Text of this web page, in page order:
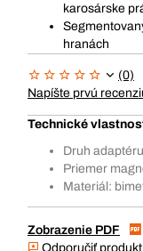
karosárske
hranách
(0)
Napíšte prvú
Technické
Druh
Priemer
Materiál:
Zobrazenie PDF
Odporučiť